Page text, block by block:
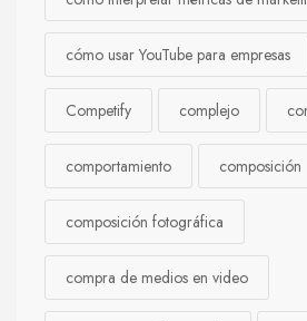
cómo usar YouTube para empresas
Competify complejo
comportamiento composición
composición fotográfica
compra de medios en video